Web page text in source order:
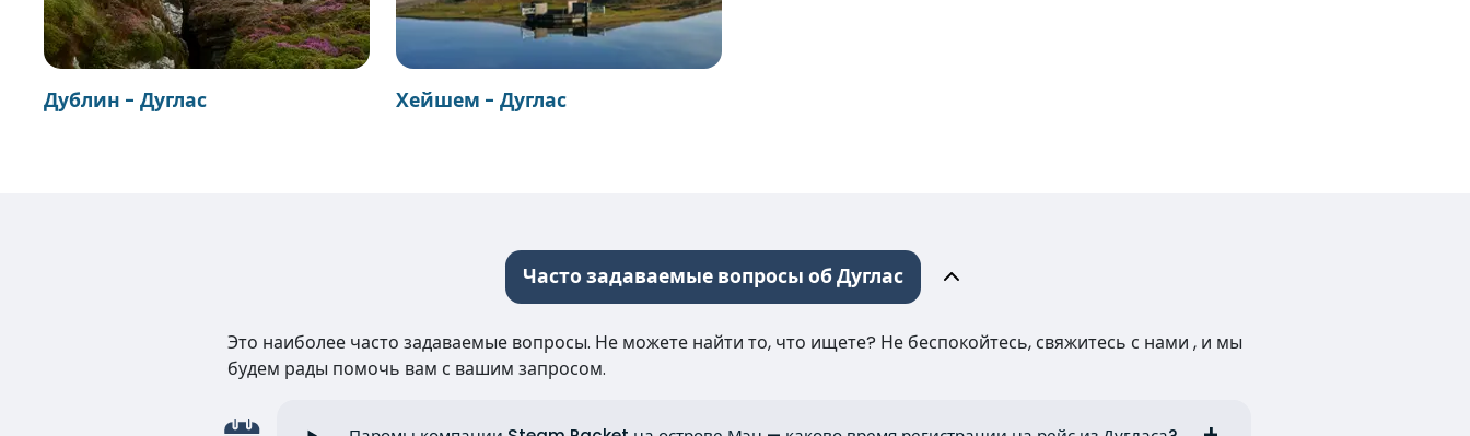
Дублин - Дуглас Хейшем - Дуглас
Часто задаваемые вопросы об Дуглас
Это наиболее часто задаваемые вопросы. Не можете найти то, что ищете? Не беспокойтесь, свяжитесь с нами , и мы
будем рады помочь вам с вашим запросом.